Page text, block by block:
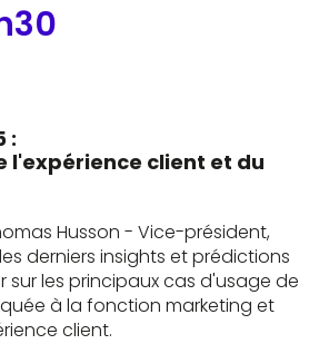
:
l'expérience client et du
Husson - Vice-président,
derniers insights et prédictions
sur les principaux cas d'usage de
à la fonction marketing et
client.